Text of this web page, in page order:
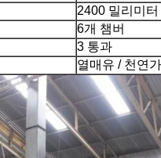
2400 밀리미터
6개 챔버
3 통과
열매유 / 천연